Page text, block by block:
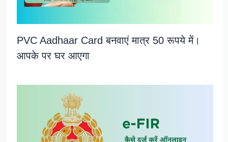
PVC Aadhaar Card बनवाएं मात्र 50 रूपये में।
आपके पर घर आएगा